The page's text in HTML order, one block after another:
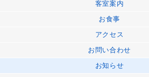
客室案内
お食事
アクセス
お問い合わせ
お知らせ